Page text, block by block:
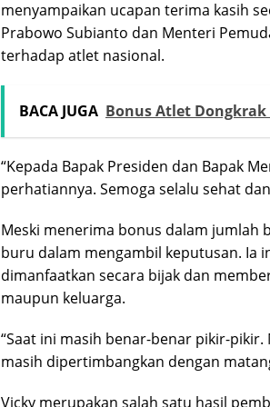
menyampaikan ucapan terima kasih
Prabowo Subianto dan Menteri
terhadap atlet nasional.
BACA JUGA Bonus Atlet
“Kepada Bapak Presiden dan Bapak
perhatiannya. Semoga selalu sehat
Meski menerima bonus dalam jumlah
buru dalam mengambil keputusan. Ia
dimanfaatkan secara bijak dan
maupun keluarga.
“Saat ini masih benar-benar pikir-
masih dipertimbangkan dengan
Vicky merupakan salah satu hasil